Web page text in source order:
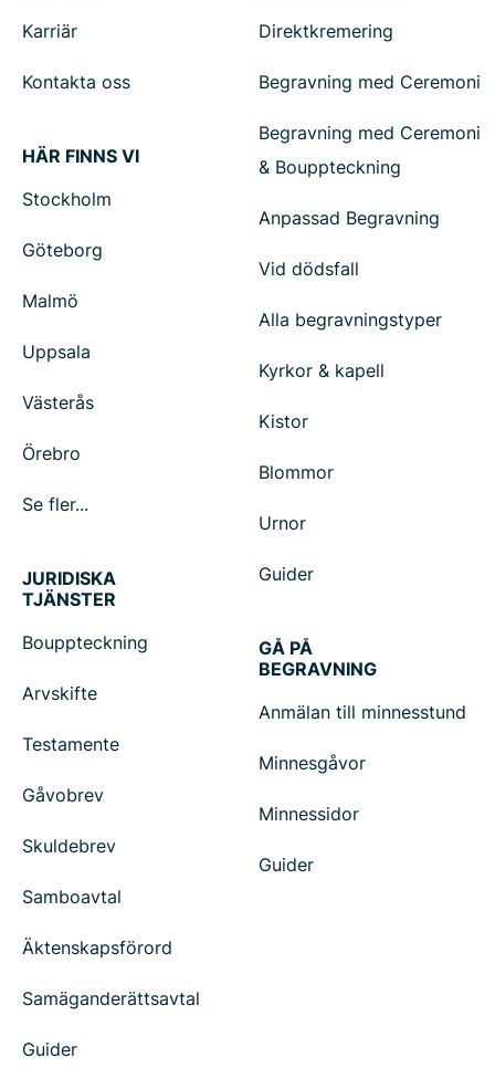
Karriär
Kontakta oss
HÄR FINNS VI
Stockholm
Göteborg
Malmö
Uppsala
Västerås
Örebro
Se fler...
Direktkremering
Begravning med Ceremoni
Begravning med Ceremoni
& Bouppteckning
Anpassad Begravning
Vid dödsfall
Alla begravningstyper
Kyrkor & kapell
Kistor
Blommor
Urnor
Guider
JURIDISKA
TJÄNSTER
Bouppteckning
Arvskifte
Testamente
Gåvobrev
Skuldebrev
Samboavtal
Äktenskapsförord
Samäganderättsavtal
Guider
GÅ PÅ
BEGRAVNING
Anmälan till minnesstund
Minnesgåvor
Minnessidor
Guider